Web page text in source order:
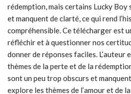
rédemption, mais certains Lucky Boy
et manquent de clarté, ce qui rend
compréhensible. Ce télécharger est
réfléchir et à questionner nos
donner de réponses faciles.
thèmes de la perte et de la
sont un peu trop obscurs et
explore les thèmes de l’amour et de